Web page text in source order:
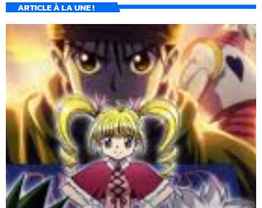
ARTICLE À LA UNE !